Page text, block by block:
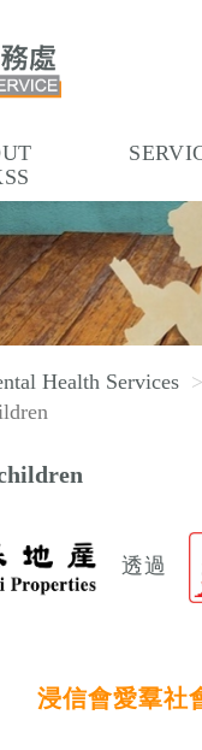
Health Services
透過
浸信會愛羣社